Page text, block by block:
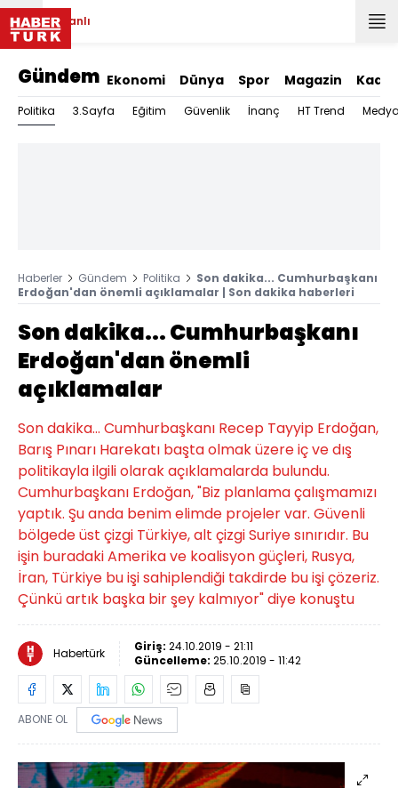
Canlı
Gündem Ekonomi Dünya Spor Magazin Kadın
Politika 3.Sayfa Eğitim Güvenlik İnanç HT Trend
Haberler Gündem Politika
Son dakika... Cumhurbaşkanı
Erdoğan'dan önemli açıklamalar | Son dakika haberleri
Son dakika... Cumhurbaşkanı
Erdoğan'dan önemli
açıklamalar
Son dakika... Cumhurbaşkanı Recep Tayyip Erdoğan,
Barış Pınarı Harekatı başta olmak üzere iç ve dış
politikayla ilgili olarak açıklamalarda bulundu.
Cumhurbaşkanı Erdoğan, "Biz planlama çalışmamızı
yaptık. Şu anda benim elimde projeler var. Güvenli
bölgede üst çizgi Türkiye, alt çizgi Suriye sınırıdır. Bu
işin buradaki Amerika ve koalisyon güçleri, Rusya,
İran, Türkiye bu işi sahiplendiği takdirde bu işi çözeriz.
Çünkü artık başka bir şey kalmıyor" diye konuştu
Habertürk Giriş: 24.10.2019 - 21:11
Güncelleme: 25.10.2019 - 11:42
ABONE OL